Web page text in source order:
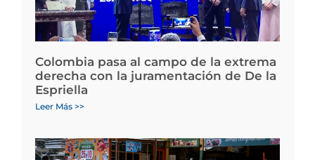
Colombia pasa al campo de la extrema
derecha con la juramentación de De la
Espriella
Leer Más >>